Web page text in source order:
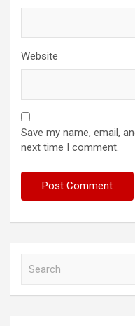
Website
Save my name, email,
next time I comment.